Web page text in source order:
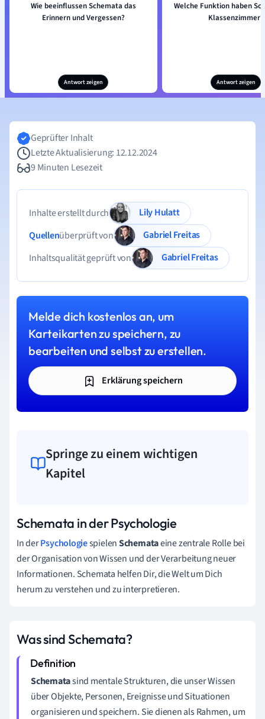
Wie beeinflussen Schemata das
Erinnern und Vergessen?
Antwort zeigen
Welche Funktion haben
Klassenzimmer?
Antwort zeigen
Geprüfter Inhalt
Letzte Aktualisierung: 12.12.2024
9 Minuten Lesezeit
Inhalte erstellt durch
Lily Hulatt
Quellenüberprüft von
Gabriel Freitas
Inhaltsqualität geprüft von
Gabriel Freitas
Melde dich kostenlos an, um
Karteikarten zu speichern, zu
bearbeiten und selbst zu erstellen.
Erklärung speichern
Springe zu einem wichtigen
Kapitel
Schemata in der Psychologie
In derPsychologiespielenSchemataeine zentrale Rolle bei
der Organisation von Wissen und der Verarbeitung neuer
Informationen. Schemata helfen Dir, die Welt um Dich
herum zu verstehen und zu interpretieren.
Was sind Schemata?
Schematasind mentale Strukturen, die unser Wissen
über Objekte, Personen, Ereignisse und Situationen
organisieren und speichern. Sie dienen als Rahmen, um